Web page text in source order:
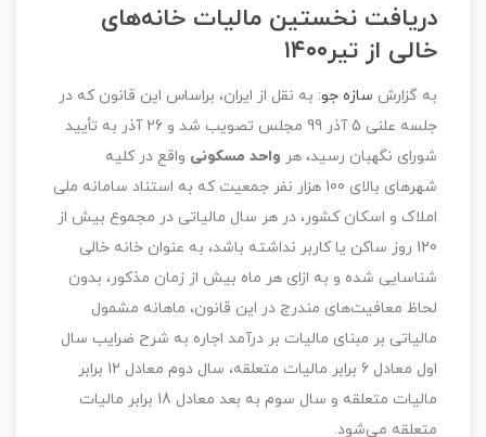
دریافت نخستین مالیات خانه‌های
خالی از تیر۱۴۰۰
به گزارش سازه جو: به نقل از ایران، براساس این قانون که در
جلسه علنی 5 آذر 99 مجلس تصویب شد و 26 آذر به تأیید
شورای نگهبان رسید، هر واحد مسکونی واقع در کلیه
شهرهای بالای 100 هزار نفر جمعیت که به استناد سامانه ملی
املاک و اسکان کشور، در هر سال مالیاتی در مجموع بیش از
120 روز ساکن یا کاربر نداشته باشد، به عنوان خانه خالی
شناسایی شده و به ازای هر ماه بیش از زمان مذکور، بدون
لحاظ معافیت‌های مندرج در این قانون، ماهانه مشمول
مالیاتی بر مبنای مالیات بر درآمد اجاره به شرح ضرایب سال
اول معادل 6 برابر مالیات متعلقه، سال دوم معادل 12 برابر
مالیات متعلقه و سال سوم به بعد معادل 18 برابر مالیات
متعلقه می‌شود.